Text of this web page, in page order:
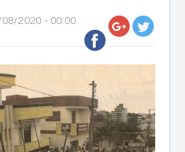
08/2020 - 00:00